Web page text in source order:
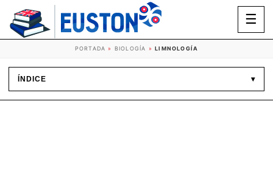
☰
PORTADA » BIOLOGÍA »LIMNOLOGÍA
ÍNDICE ▾